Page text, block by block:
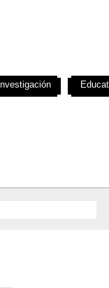
Investigación